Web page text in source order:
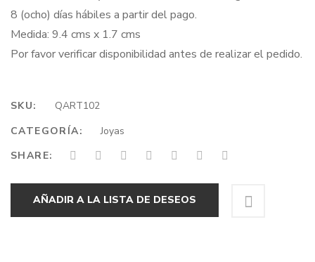
8 (ocho) días hábiles a partir del pago.
Medida: 9.4 cms x 1.7 cms
Por favor verificar disponibilidad antes de realizar el pedido.
SKU:
QART102
CATEGORÍA:
Joyas
SHARE:
AÑADIR A LA LISTA DE DESEOS